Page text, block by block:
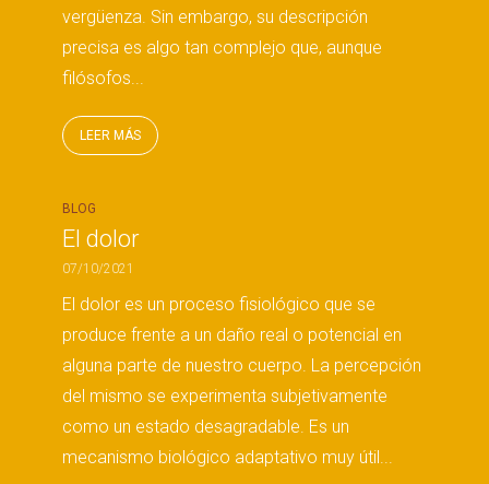
vergüenza. Sin embargo, su descripción
precisa es algo tan complejo que, aunque
filósofos...
LEER MÁS
BLOG
El dolor
07/10/2021
El dolor es un proceso fisiológico que se
produce frente a un daño real o potencial en
alguna parte de nuestro cuerpo. La percepción
del mismo se experimenta subjetivamente
como un estado desagradable. Es un
mecanismo biológico adaptativo muy útil...